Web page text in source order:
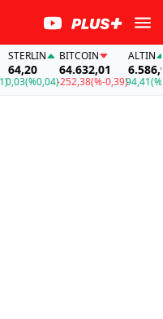
(%0,04)
BITCOIN
64.632,01
-252,38(%-0,39)
ALTIN
6.586,99
94,41(%1,45)